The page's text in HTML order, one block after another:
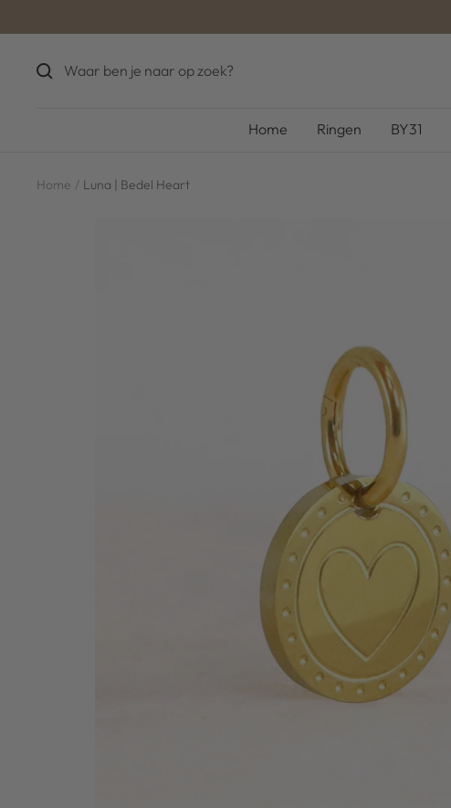
naar
inhoud
Home Ringen BY31
Home Luna | Bedel Heart